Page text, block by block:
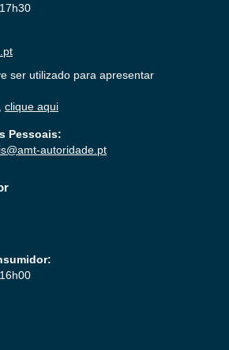
ser utilizado para apresentar
clique aqui
Pessoais:
autoridade.pt